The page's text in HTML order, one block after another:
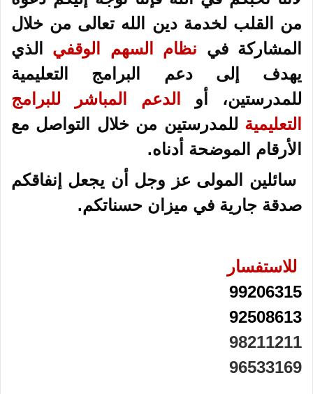
من القلب لخدمة دين الله تعالى من خلال
المشاركة في نظام السهم الوقفي
الذي
يهدف إلى دعم البرامج التعليمية
للمدرستين، أو
الدعم المباشر للبرامج
التعليمية للمدرستين من خلال التواصل مع
الأرقام الموضحة أدناه.
سائلين المولى عز وجل أن يجعل إنفاقكم
صدقة جارية في ميزان حسناتكم.
للاستفسار
99206315
92508613
98211211
96533169